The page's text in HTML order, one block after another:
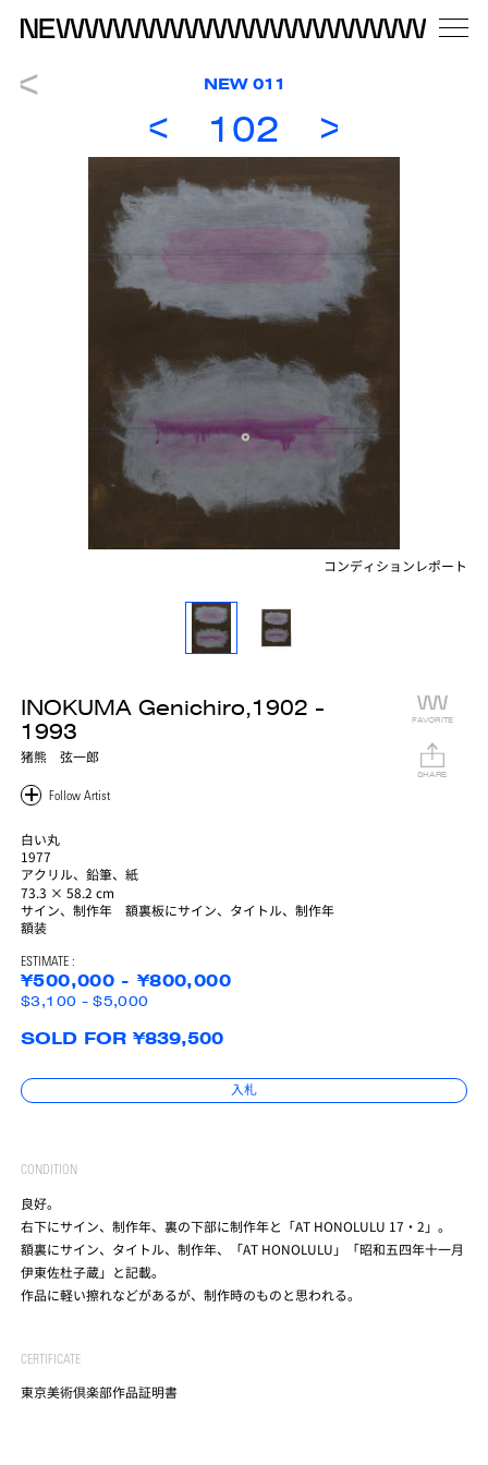
NEW 011
102
コンディションレポート
INOKUMA Genichiro,1902 -
1993
猪熊 弦一郎
白い丸
1977
アクリル、鉛筆、紙
73.3 × 58.2 cm
サイン、制作年 額裏板にサイン、タイトル、制作年
額装
FAVORITE
SHARE
ESTIMATE :
¥500,000 - ¥800,000
$3,100 - $5,000
SOLD FOR ¥839,500
入札
CONDITION
良好。
右下にサイン、制作年、裏の下部に制作年と「AT HONOLULU 17・2」。
額裏にサイン、タイトル、制作年、「AT HONOLULU」「昭和五四年十一月
伊東佐杜子蔵」と記載。
作品に軽い擦れなどがあるが、制作時のものと思われる。
CERTIFICATE
東京美術倶楽部作品証明書